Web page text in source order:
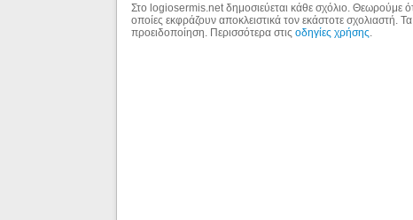
Στο logiosermis.net δημοσιεύεται κάθε σχόλιο. Θεωρούμε
οποίες εκφράζουν αποκλειστικά τον εκάστοτε σχολιαστή.
προειδοποίηση. Περισσότερα στιςοδηγίες χρήσης